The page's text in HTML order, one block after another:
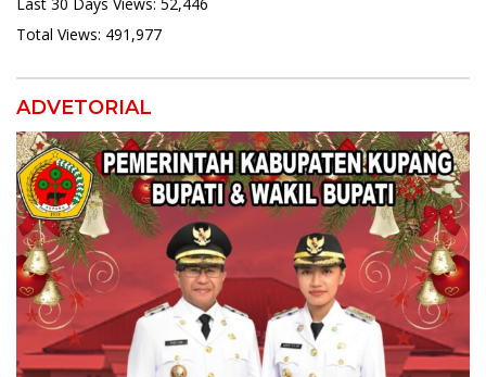
Total Views: 491,977
ADVETORIAL